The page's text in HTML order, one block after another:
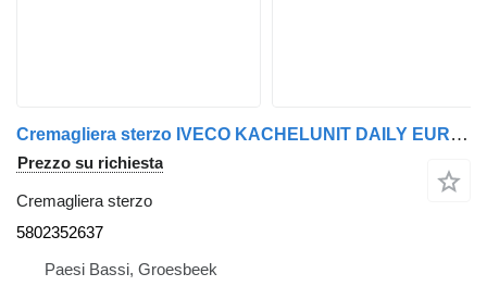
Cremagliera sterzo IVECO KACHELUNIT DAILY EURO 6 5802352637 per camion
Prezzo su richiesta
Cremagliera sterzo
5802352637
Paesi Bassi, Groesbeek